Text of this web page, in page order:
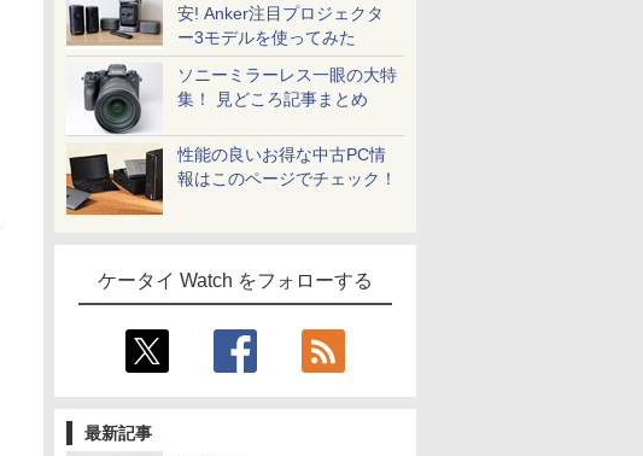
安! Anker注目プロジェクタ
ー3モデルを使ってみた
ソニーミラーレス一眼の大特
集！ 見どころ記事まとめ
性能の良いお得な中古PC情
報はこのページでチェック！
ケータイ Watch をフォローする
最新記事